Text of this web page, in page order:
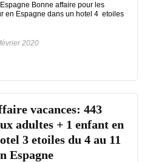
Bonne affaire pour les
en Espagne dans un hotel 4 etoiles
2020
vacances: 443
adultes + 1 enfant en
3 etoiles du 4 au 11
Espagne